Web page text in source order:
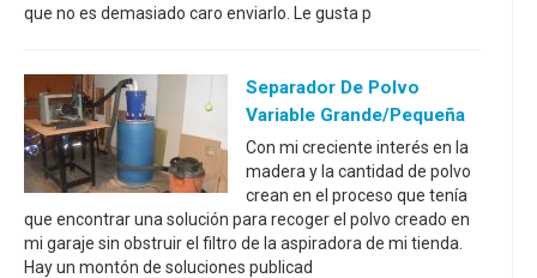
que no es demasiado caro enviarlo. Le gusta p
Separador De Polvo
Variable Grande/pequeña
Con mi creciente interés en la
madera y la cantidad de polvo
crean en el proceso que tenía
que encontrar una solución para recoger el polvo creado en
mi garaje sin obstruir el filtro de la aspiradora de mi tienda.
Hay un montón de soluciones publicad